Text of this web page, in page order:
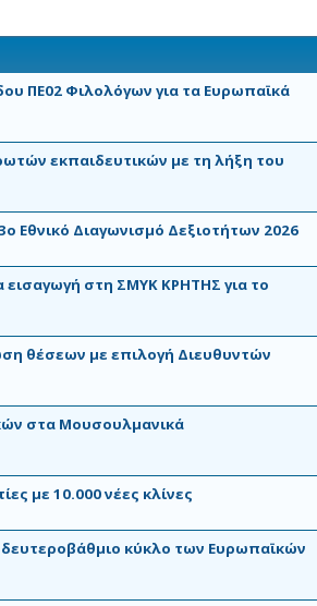
ΠΕ02 Φιλολόγων για τα Ευρωπαϊκά
εκπαιδευτικών με τη λήξη του
Διαγωνισμό Δεξιοτήτων 2026
στη ΣΜΥΚ ΚΡΗΤΗΣ για το
θέσεων με επιλογή Διευθυντών
στα Μουσουλμανικά
με 10.000 νέες κλίνες
κύκλο των Ευρωπαϊκών